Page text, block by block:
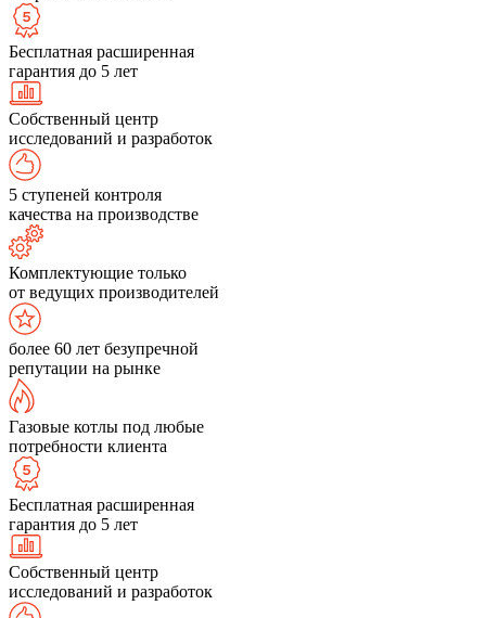
Бесплатная расширенная
гарантия до 5 лет
Собственный центр
исследований и разработок
5 ступеней контроля
качества на производстве
Комплектующие только
от ведущих производителей
более 60 лет безупречной
репутации на рынке
Газовые котлы под любые
потребности клиента
Бесплатная расширенная
гарантия до 5 лет
Собственный центр
исследований и разработок